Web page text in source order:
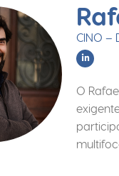
CINO –
O